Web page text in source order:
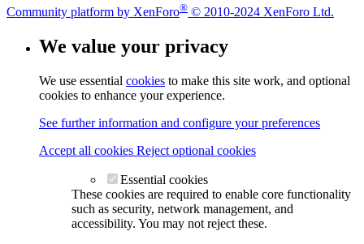
Community platform by XenForo® © 2010-2024 XenForo Ltd.
We value your privacy
We use essential cookies to make this site work, and optional
cookies to enhance your experience.
See further information and configure your preferences
Accept all cookies Reject optional cookies
Essential cookies
These cookies are required to enable core functionality
such as security, network management, and
accessibility. You may not reject these.